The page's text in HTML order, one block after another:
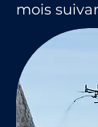
mois